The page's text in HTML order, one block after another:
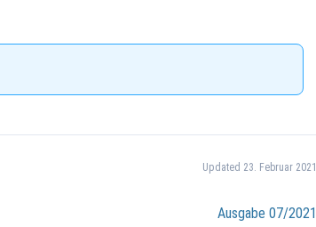
Updated 23. Februar 2021
Ausgabe 07/2021